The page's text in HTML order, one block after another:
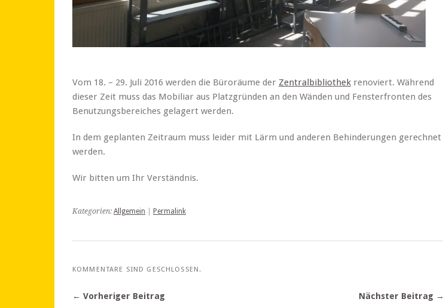
Vom 18. – 29. Juli 2016 werden die Büroräume der Zentralbibliothek renoviert. Während
dieser Zeit muss das Mobiliar aus Platzgründen an den Wänden und Fensterfronten des
Benutzungsbereiches gelagert werden.
In dem geplanten Zeitraum muss leider mit Lärm und anderen Behinderungen gerechnet
werden.
Wir bitten um Ihr Verständnis.
Kategorien: Allgemein Permalink
KOMMENTARE SIND GESCHLOSSEN.
← Vorheriger Beitrag Nächster Beitrag →